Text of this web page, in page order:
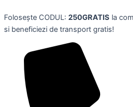
to
content
Folosește CODUL: 250GRATIS la
si beneficiezi de transport gratis!
de
pentru
POWER
REVITALIZANTE,250
NEUTROMED
quantity